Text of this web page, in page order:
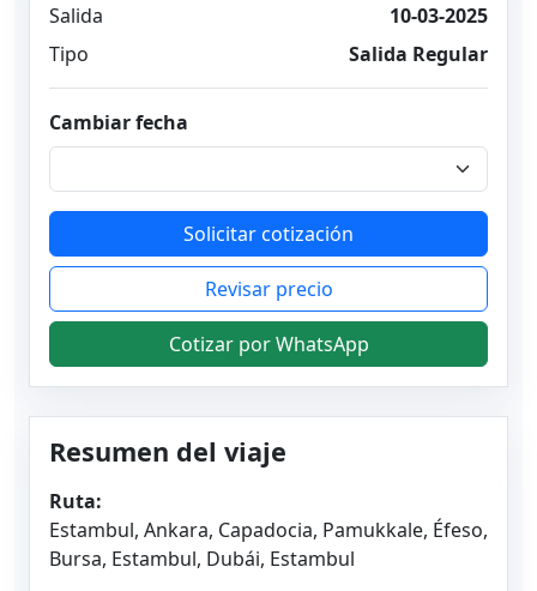
Resumen del viaje
Ruta:
Estambul, Ankara, Capadocia, Pamukkale, Éfeso,
Bursa, Estambul, Dubái, Estambul
Salida
10-03-2025
Tipo
Salida Regular
Cambiar fecha
Solicitar cotización
Revisar precio
Cotizar por WhatsApp